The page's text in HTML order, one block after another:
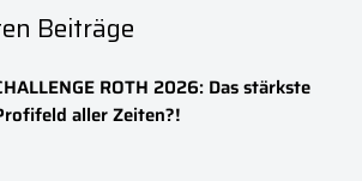
Beiträge
ROTH 2026: Das stärkste
aller Zeiten?!